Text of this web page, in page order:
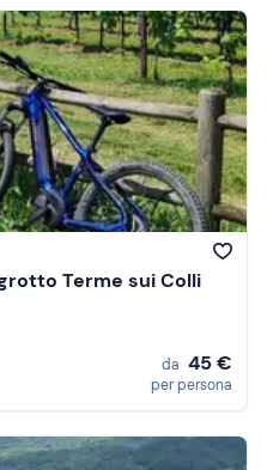
Terme sui Colli
da 45 €
per persona